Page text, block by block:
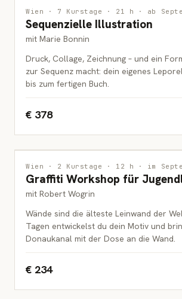
ILLUSTRATION
ERWACHSENE
Wien · 7 Kurstage · 21 h · ab
Sequenzielle Illustration
mit Marie Bonnin
Druck, Collage, Zeichnung – und ein
zur Sequenz macht: dein eigenes
bis zum fertigen Buch.
€ 378
MALEREI
JUGENDLICHE
Wien · 2 Kurstage · 12 h · im
Graffiti Workshop für
mit Robert Wogrin
Wände sind die älteste Leinwand der
Tagen entwickelst du dein Motiv und
Donaukanal mit der Dose an die Wand.
€ 234